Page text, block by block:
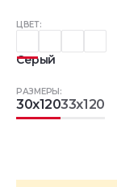
ЦВЕТ:
Серый
РАЗМЕРЫ:
30x12033x120